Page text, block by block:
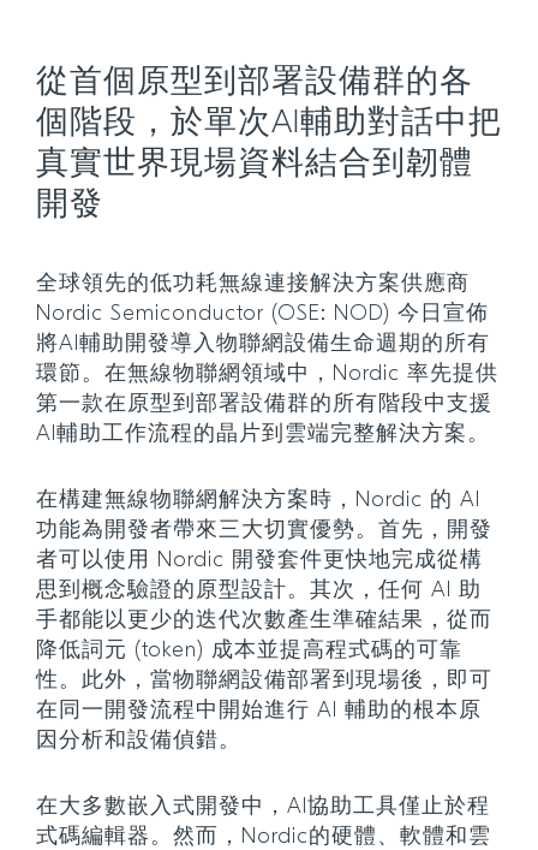
從首個原型到部署設備群的各
個階段，於單次AI輔助對話中把
真實世界現場資料結合到韌體
開發
全球領先的低功耗無線連接解決方案供應商
Nordic Semiconductor (OSE: NOD) 今日宣佈
將AI輔助開發導入物聯網設備生命週期的所有
環節。在無線物聯網領域中，Nordic 率先提供
第一款在原型到部署設備群的所有階段中支援
AI輔助工作流程的晶片到雲端完整解決方案。
在構建無線物聯網解決方案時，Nordic 的 AI
功能為開發者帶來三大切實優勢。首先，開發
者可以使用 Nordic 開發套件更快地完成從構
思到概念驗證的原型設計。其次，任何 AI 助
手都能以更少的迭代次數產生準確結果，從而
降低詞元 (token) 成本並提高程式碼的可靠
性。此外，當物聯網設備部署到現場後，即可
在同一開發流程中開始進行 AI 輔助的根本原
因分析和設備偵錯。
在大多數嵌入式開發中，AI協助工具僅止於程
式碼編輯器。然而，Nordic的硬體、軟體和雲